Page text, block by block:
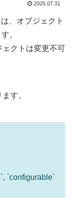
2025.07.31
、オブジェクト
。
クトは変更不可
す。
`configurable`